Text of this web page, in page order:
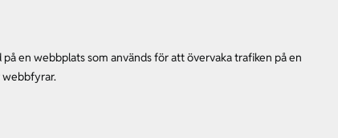
en webbplats som används för att övervaka trafiken på en
webbfyrar.